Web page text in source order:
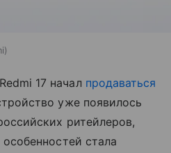
Redmi 17 начал продаваться
уже появилось
ритейлеров,
стала